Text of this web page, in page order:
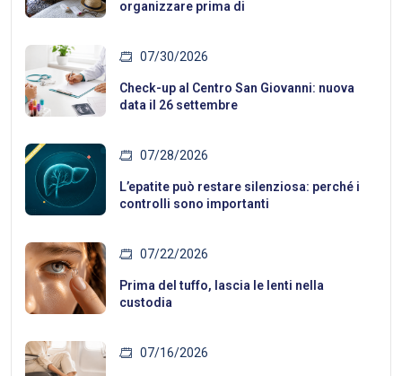
organizzare prima di
07/30/2026
Check-up al Centro San Giovanni: nuova
data il 26 settembre
07/28/2026
L’epatite può restare silenziosa: perché i
controlli sono importanti
07/22/2026
Prima del tuffo, lascia le lenti nella
custodia
07/16/2026